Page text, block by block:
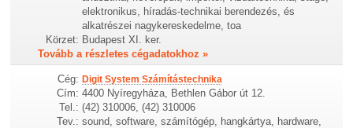
elektronikus, híradás-technikai berendezés, és
alkatrészei nagykereskedelme, toa
Körzet: Budapest XI. ker.
Tovább a részletes cégadatokhoz »
Cég: Digit System Számítástechnika
Cím: 4400 Nyíregyháza, Bethlen Gábor út 12.
Tel.: (42) 310006, (42) 310006
Tev.: sound, software, számítógép, hangkártya, hardware,